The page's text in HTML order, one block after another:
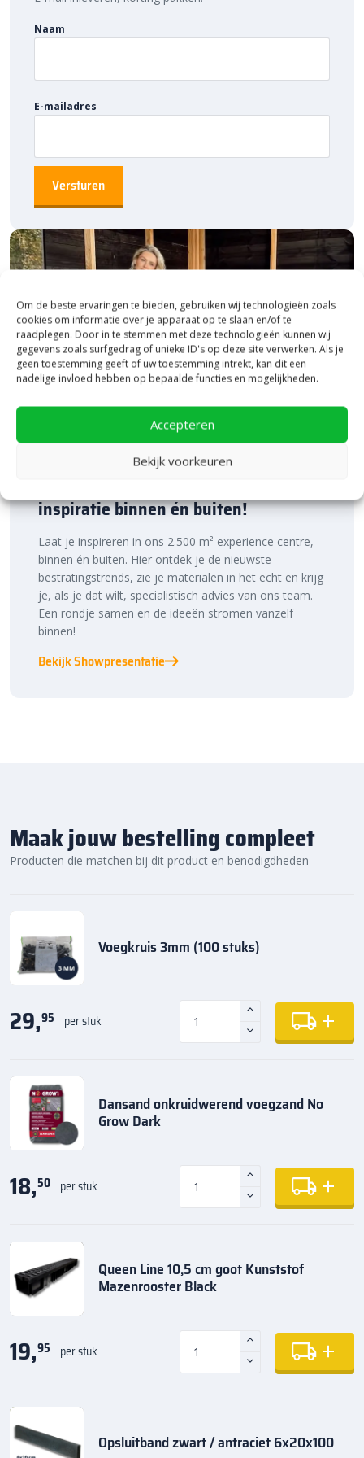
Om de beste ervaringen te bieden, gebruiken wij technologieën zoals
cookies om informatie over je apparaat op te slaan en/of te
raadplegen. Door in te stemmen met deze technologieën kunnen wij
gegevens zoals surfgedrag of unieke ID's op deze site verwerken. Als je
geen toestemming geeft of uw toestemming intrekt, kan dit een
nadelige invloed hebben op bepaalde functies en mogelijkheden.
Accepteren
Bekijk voorkeuren
Naam
E-mailadres
inspiratie binnen én buiten!
Laat je inspireren in ons 2.500 m² experience centre,
binnen én buiten. Hier ontdek je de nieuwste
bestratingstrends, zie je materialen in het echt en krijg
je, als je dat wilt, specialistisch advies van ons team.
Een rondje samen en de ideeën stromen vanzelf
binnen!
Bekijk Showpresentatie
Maak jouw bestelling compleet
Producten die matchen bij dit product en benodigdheden
Voegkruis 3mm (100 stuks)
29,95 per stuk
Dansand onkruidwerend voegzand No
Grow Dark
18,50 per stuk
Queen Line 10,5 cm goot Kunststof
Mazenrooster Black
19,95 per stuk
Opsluitband zwart / antraciet 6x20x100